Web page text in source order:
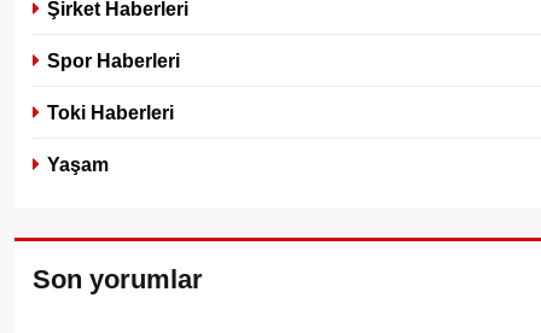
Şirket Haberleri
Spor Haberleri
Toki Haberleri
Yaşam
Son yorumlar